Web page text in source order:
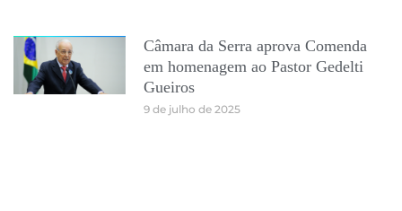
Câmara da Serra aprova Comenda
em homenagem ao Pastor Gedelti
Gueiros
9 de julho de 2025